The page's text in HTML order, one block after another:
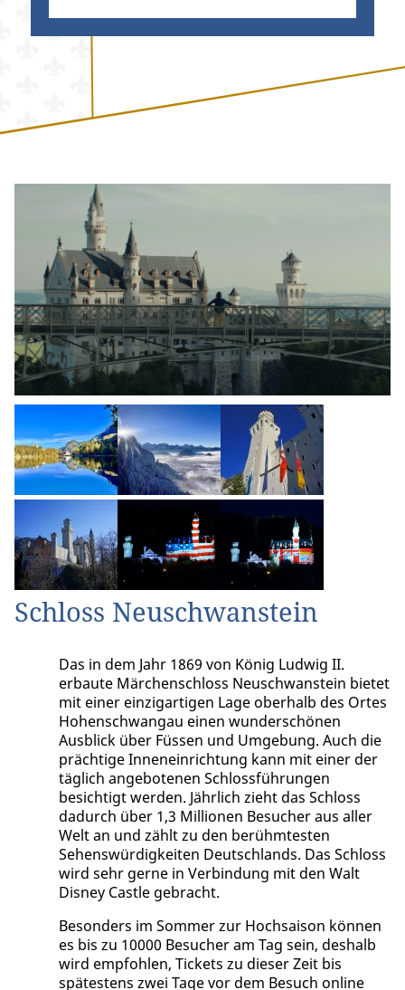
Schloss Neuschwanstein
Das in dem Jahr 1869 von König Ludwig II.
erbaute Märchenschloss Neuschwanstein bietet
mit einer einzigartigen Lage oberhalb des Ortes
Hohenschwangau einen wunderschönen
Ausblick über Füssen und Umgebung. Auch die
prächtige Inneneinrichtung kann mit einer der
täglich angebotenen Schlossführungen
besichtigt werden. Jährlich zieht das Schloss
dadurch über 1,3 Millionen Besucher aus aller
Welt an und zählt zu den berühmtesten
Sehenswürdigkeiten Deutschlands. Das Schloss
wird sehr gerne in Verbindung mit den Walt
Disney Castle gebracht.
Besonders im Sommer zur Hochsaison können
es bis zu 10000 Besucher am Tag sein, deshalb
wird empfohlen, Tickets zu dieser Zeit bis
spätestens zwei Tage vor dem Besuch online